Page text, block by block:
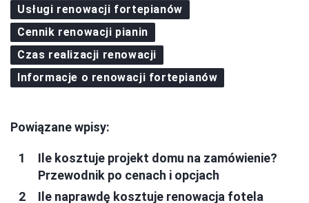
Usługi renowacji fortepianów
Cennik renowacji pianin
Czas realizacji renowacji
Informacje o renowacji fortepianów
Powiązane wpisy:
Ile kosztuje projekt domu na zamówienie?
Przewodnik po cenach i opcjach
Ile naprawdę kosztuje renowacja fotela